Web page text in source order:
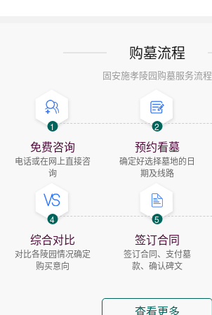
购墓流程
固安施孝陵园购墓服务流程
1
免费咨询
电话或在网上直接咨
询
2
预约看墓
确定好选择墓地的日
期及线路
4
综合对比
对比各陵园情况确定
购买意向
5
签订合同
签订合同、支付墓
款、确认碑文
查看更多